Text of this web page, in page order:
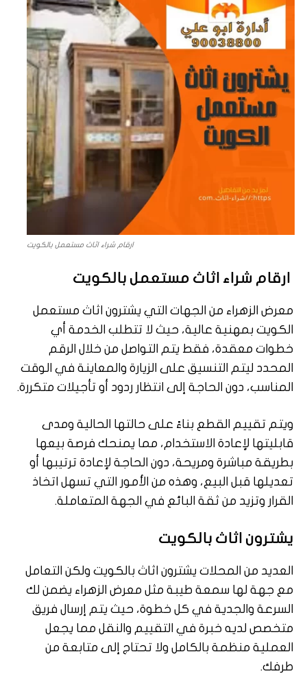
ارقام شراء اثاث مستعمل بالكويت
ارقام شراء اثاث مستعمل بالكويت
معرض الزهراء من الجهات التي يشترون اثاث مستعمل
الكويت بمهنية عالية، حيث لا تتطلب الخدمة أي
خطوات معقدة، فقط يتم التواصل من خلال الرقم
المحدد ليتم التنسيق على الزيارة والمعاينة في الوقت
المناسب، دون الحاجة إلى انتظار ردود أو تأجيلات متكررة.
ويتم تقييم القطع بناءً على حالتها الحالية ومدى
قابليتها لإعادة الاستخدام، مما يمنحك فرصة بيعها
بطريقة مباشرة ومريحة، دون الحاجة لإعادة ترتيبها أو
تعديلها قبل البيع، وهذه من الأمور التي تسهل اتخاذ
القرار وتزيد من ثقة البائع في الجهة المتعاملة.
يشترون اثاث بالكويت
العديد من المحلات يشترون اثاث بالكويت ولكن التعامل
مع جهة لها سمعة طيبة مثل معرض الزهراء يضمن لك
السرعة والجدية في كل خطوة، حيث يتم إرسال فريق
متخصص لديه خبرة في التقييم والنقل مما يجعل
العملية منظمة بالكامل ولا تحتاج إلى متابعة من
طرفك.